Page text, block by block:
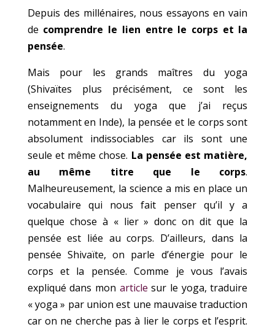
Depuis des millénaires, nous essayons en vain
de comprendre le lien entre le corps et la
pensée.
Mais pour les grands maîtres du yoga
(Shivaïtes plus précisément, ce sont les
enseignements du yoga que j’ai reçus
notamment en Inde), la pensée et le corps sont
absolument indissociables car ils sont une
seule et même chose. La pensée est matière,
au même titre que le corps.
Malheureusement, la science a mis en place un
vocabulaire qui nous fait penser qu’il y a
quelque chose à « lier » donc on dit que la
pensée est liée au corps. D’ailleurs, dans la
pensée Shivaïte, on parle d’énergie pour le
corps et la pensée. Comme je vous l’avais
expliqué dans mon article sur le yoga, traduire
« yoga » par union est une mauvaise traduction
car on ne cherche pas à lier le corps et l’esprit.